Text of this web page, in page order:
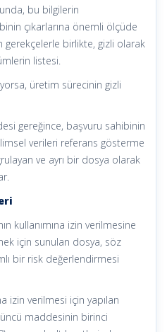
bu bilgilerin
çıkarlarına önemli ölçüde
gerekçelerle birlikte, gizli olarak
listesi.
üretim sürecinin gizli
gereğince, başvuru sahibinin
verileri referans gösterme
ve ayrı bir dosya olarak
kullanımına izin verilmesine
için sunulan dosya, söz
bir risk değerlendirmesi
izin verilmesi için yapılan
maddesinin birinci